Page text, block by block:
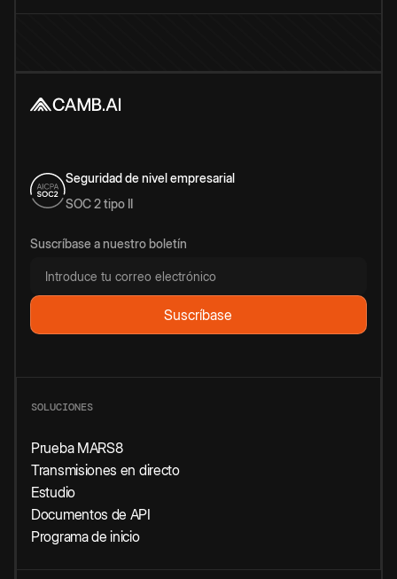
Seguridad de nivel empresarial
SOC 2 tipo II
Suscríbase a nuestro boletín
SOLUCIONES
Prueba MARS8
Transmisiones en directo
Estudio
Documentos de API
Programa de inicio